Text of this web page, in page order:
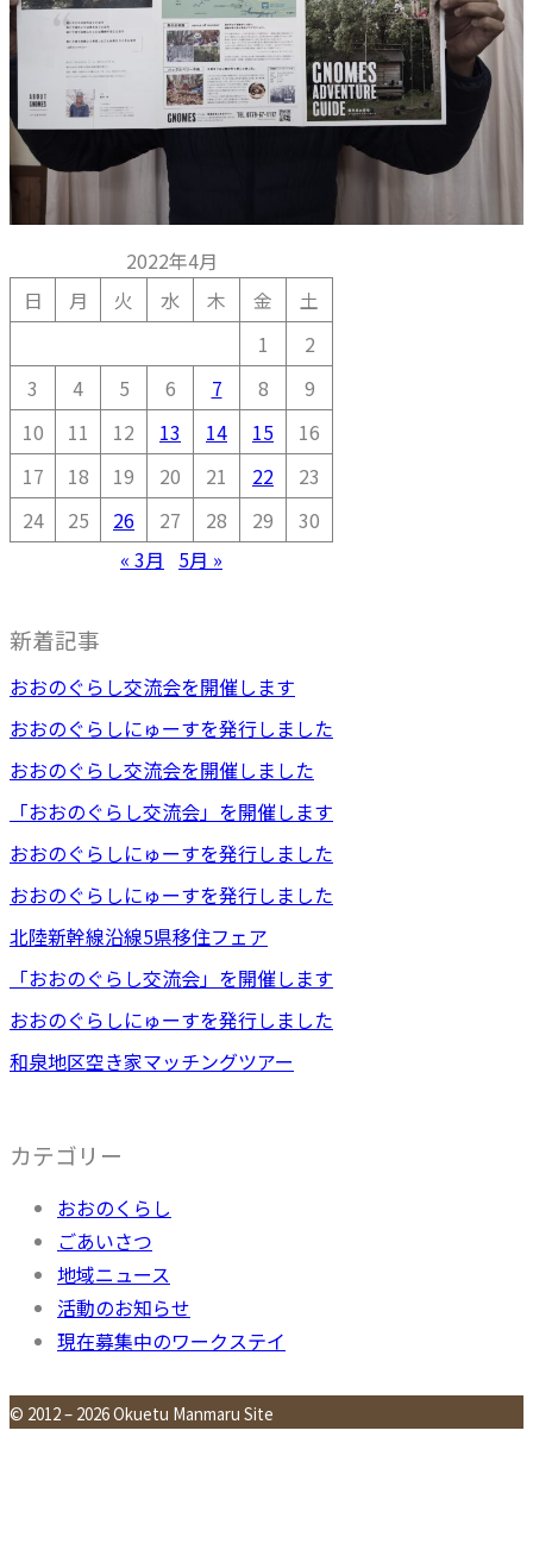
2022年4月
日
月 火 水 木 金
土
1
2
3
4 5 6 7 8
9
10
11 12 13 14 15
16
17
18 19 20 21 22
23
24
25 26 27 28 29
30
« 3月
5月 »
新着記事
おおのぐらし交流会を開催します
おおのぐらしにゅーすを発行しました
おおのぐらし交流会を開催しました
「おおのぐらし交流会」を開催します
おおのぐらしにゅーすを発行しました
おおのぐらしにゅーすを発行しました
北陸新幹線沿線5県移住フェア
「おおのぐらし交流会」を開催します
おおのぐらしにゅーすを発行しました
和泉地区空き家マッチングツアー
カテゴリー
おおのくらし
ごあいさつ
地域ニュース
活動のお知らせ
現在募集中のワークステイ
© 2012 – 2026 Okuetu Manmaru Site